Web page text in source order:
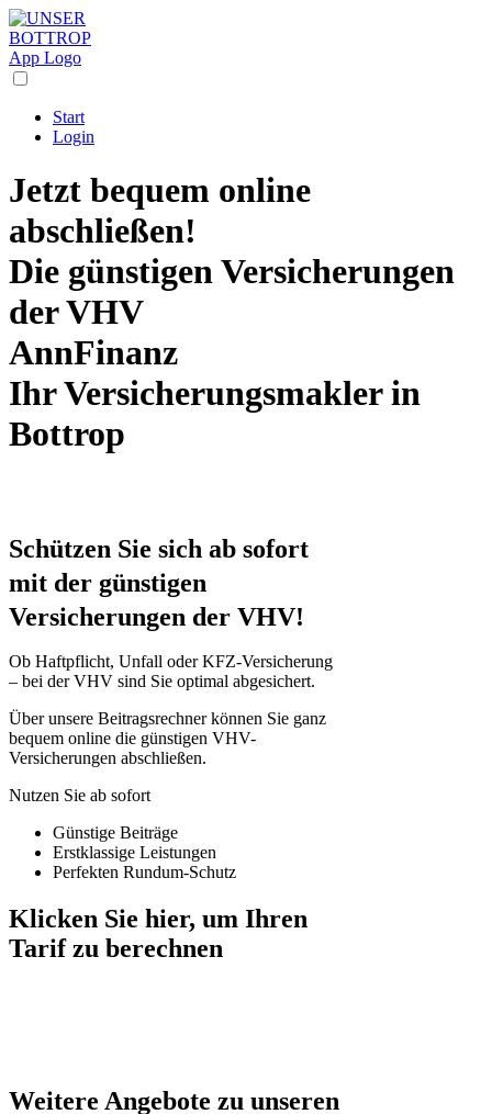
Start
Login
Jetzt bequem online
abschließen!
Die günstigen Versicherungen
der VHV
AnnFinanz
Ihr Versicherungsmakler in
Bottrop
Schützen Sie sich ab sofort
mit der günstigen
Versicherungen der VHV!
Ob Haftpflicht, Unfall oder KFZ-Versicherung
– bei der VHV sind Sie optimal abgesichert.
Über unsere Beitragsrechner können Sie ganz
bequem online die günstigen VHV-
Versicherungen abschließen.
Nutzen Sie ab sofort
Günstige Beiträge
Erstklassige Leistungen
Perfekten Rundum-Schutz
Klicken Sie hier, um Ihren
Tarif zu berechnen
Weitere Angebote zu unseren